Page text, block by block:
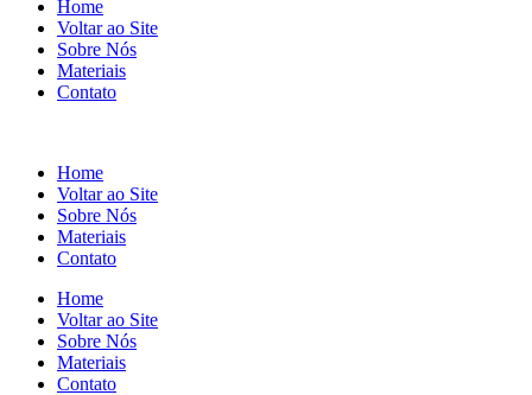
Home
Voltar ao Site
Sobre Nós
Materiais
Contato
Home
Voltar ao Site
Sobre Nós
Materiais
Contato
Home
Voltar ao Site
Sobre Nós
Materiais
Contato